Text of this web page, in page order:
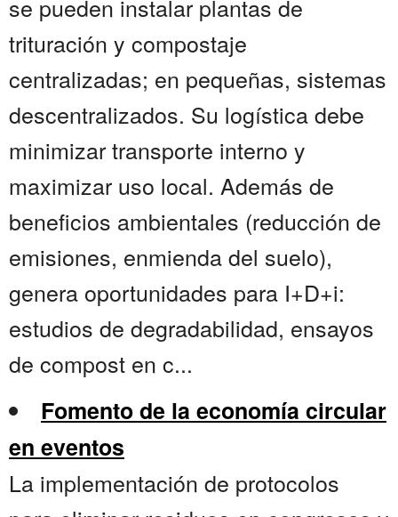
se pueden instalar plantas de
trituración y compostaje
centralizadas; en pequeñas, sistemas
descentralizados. Su logística debe
minimizar transporte interno y
maximizar uso local. Además de
beneficios ambientales (reducción de
emisiones, enmienda del suelo),
genera oportunidades para I+D+i:
estudios de degradabilidad, ensayos
de compost en c...
Fomento de la economía circular
en eventos
La implementación de protocolos